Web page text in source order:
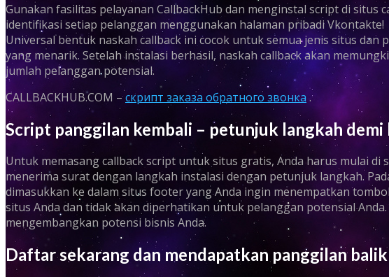
Gunakan fasilitas pelayanan CallbackHub dan menginstal script di
identifikasi setiap pelanggan menggunakan halaman pribadi Vkontakte!
Universal bentuk naskah callback ini cocok untuk semua jenis situs
yang menarik. Setelah instalasi berhasil, naskah callback akan
jumlah pelanggan potensial.
CALLBACKHUB.COM –скрипт заказа обратного звонка .
Script panggilan kembali – petunjuk langkah
Untuk memasang callback script untuk situs gratis, Anda harus mulai di
menerima surat dengan langkah instalasi dengan petunjuk langkah.
dimasukkan ke dalam situs footer yang Anda ingin menempatkan
situs Anda dan tidak akan diperhatikan untuk pelanggan potensial
mengembangkan potensi bisnis Anda.
Daftar sekarang dan mendapatkan panggilan